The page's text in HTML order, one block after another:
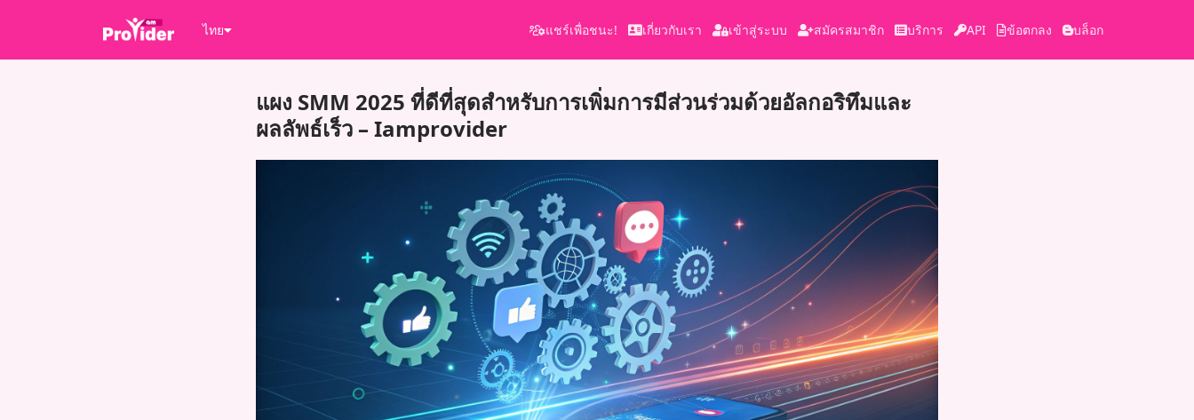
ไทย แชร์เพื่อชนะ! เกี่ยวกับเรา เข้าสู่ระบบ สมัครสมาชิก บริการ API ข้อตกลง บล็อก
แผง SMM 2025 ที่ดีที่สุดสำหรับการเพิ่มการมีส่วนร่วมด้วยอัลกอริทึมและ
ผลลัพธ์เร็ว – Iamprovider